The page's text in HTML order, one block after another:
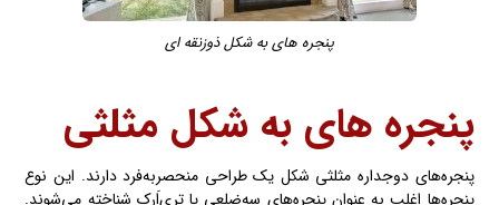
پنجره های به شکل ذوزنقه ای
پنجره های به شکل مثلثی
پنجره‌های دوجداره مثلثی شکل یک طراحی منحصربه‌فرد دارند. این نوع
پنجره‌ها اغلب به عنوان پنجره‌های سه‌ضلعی یا تری‌اَرک شناخته می‌شوند.